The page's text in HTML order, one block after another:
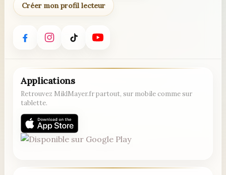
Créer mon profil lecteur
Applications
Retrouvez MiklMayer.fr partout, sur mobile comme sur
tablette.